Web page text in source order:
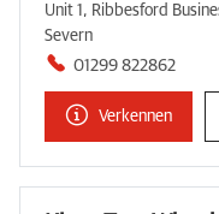
Unit 1, Ribbesford
Severn
01299 822862
Verkennen